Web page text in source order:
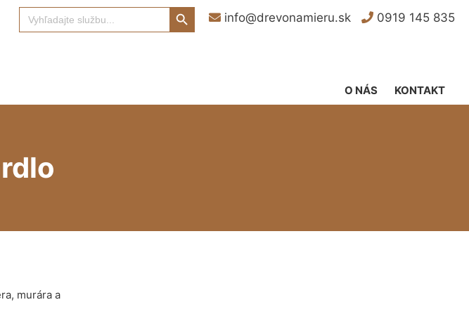
info@drevonamieru.sk 0919 145 835
Search
for:
Search Button
KONTAKT
O NÁS
murára a